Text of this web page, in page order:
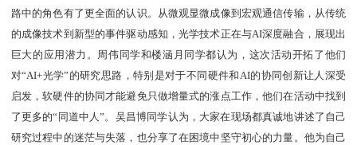
路中的角色有了更全面的认识。从微观显微成像到宏观通信传输，从传统
的成像技术到新型的事件驱动感知，光学技术正在与AI深度融合，展现出
巨大的应用潜力。周伟同学和楼涵月同学都认为，这次活动开拓了他们
对“AI+光学”的研究思路，特别是对于不同硬件和AI的协同创新让人深受
启发，软硬件的协同才能避免只做增量式的涨点工作，他们在活动中找到
了更多的“同道中人”。吴昌博同学认为，大家在现场都真诚地讲述了自己
研究过程中的迷茫与失落，也分享了在困境中坚守初心的力量。他为自己